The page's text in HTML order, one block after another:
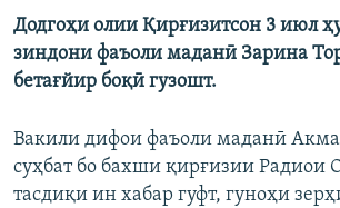
Додгоҳи олии Қирғизитсон 3 июл
зиндони фаъоли маданӣ Зарина
бетағйир боқӣ гузошт.
Вакили дифои фаъоли маданӣ
суҳбат бо бахши қирғизии Радиои
тасдиқи ин хабар гуфт, гуноҳи